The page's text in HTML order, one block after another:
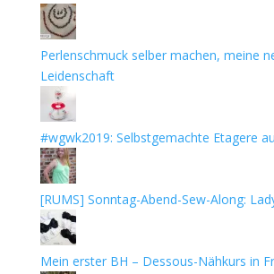
Perlenschmuck selber machen, meine
Leidenschaft
#wgwk2019: Selbstgemachte Etagere
[RUMS] Sonntag-Abend-Sew-Along:
Mein erster BH – Dessous-Nähkurs in